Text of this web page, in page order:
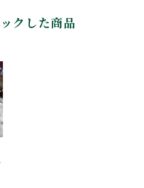
クした商品